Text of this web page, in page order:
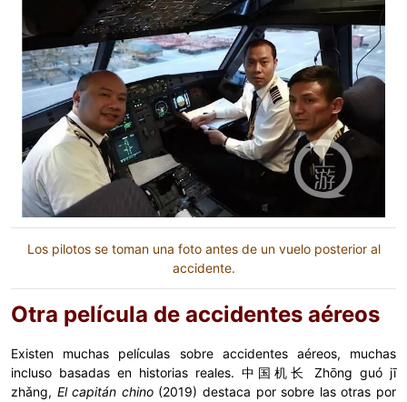
Los pilotos se toman una foto antes de un vuelo posterior al
accidente.
Otra película de accidentes aéreos
Existen muchas películas sobre accidentes aéreos, muchas
incluso basadas en historias reales. 中国机长 Zhōng guó jī
zhǎng, El capitán chino(2019) destaca por sobre las otras por